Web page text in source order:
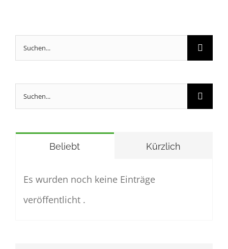
Suche
Suche
Beliebt Kürzlich
Es wurden noch keine Einträge
veröffentlicht .